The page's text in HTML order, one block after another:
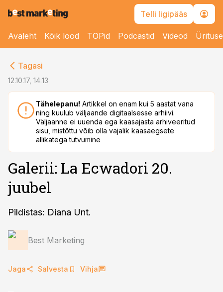
Telli ligipääs
Avaleht Kõik lood TOPid Podcastid Videod
Tagasi
12.10.17, 14:13
Tähelepanu! Artikkel on enam kui 5 aastat vana
ning kuulub väljaande digitaalsesse arhiivi.
Väljaanne ei uuenda ega kaasajasta arhiveeritud
sisu, mistõttu võib olla vajalik kaasaegsete
allikatega tutvumine
Galerii: La Ecwadori 20.
juubel
Pildistas: Diana Unt.
Best Marketing
Jaga Salvesta Vihja